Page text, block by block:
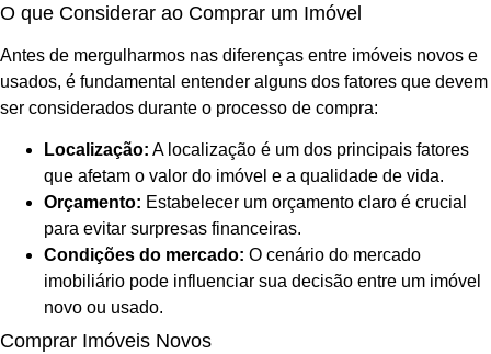
O que Considerar ao Comprar um Imóvel
Antes de mergulharmos nas diferenças entre imóveis novos e
usados, é fundamental entender alguns dos fatores que devem
ser considerados durante o processo de compra:
Localização: A localização é um dos principais fatores
que afetam o valor do imóvel e a qualidade de vida.
Orçamento: Estabelecer um orçamento claro é crucial
para evitar surpresas financeiras.
Condições do mercado: O cenário do mercado
imobiliário pode influenciar sua decisão entre um imóvel
novo ou usado.
Comprar Imóveis Novos